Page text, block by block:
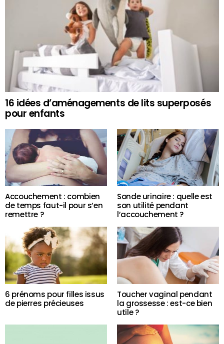
16 idées d’aménagements de lits superposés
pour enfants
Accouchement : combien
de temps faut-il pour s’en
remettre ?
Sonde urinaire : quelle est
son utilité pendant
l’accouchement ?
6 prénoms pour filles issus
de pierres précieuses
Toucher vaginal pendant
la grossesse : est-ce bien
utile ?